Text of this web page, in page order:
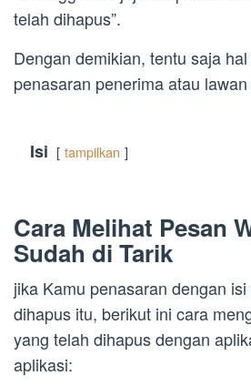
telah dihapus”.
Dengan demikian, tentu saja
penasaran penerima atau
Isi tampilkan
Cara Melihat Pesan
Sudah di Tarik
jika Kamu penasaran dengan
dihapus itu, berikut ini cara
yang telah dihapus dengan
aplikasi: